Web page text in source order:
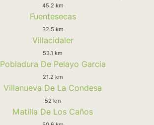
45.2 km
Fuentesecas
32.5 km
Villacidaler
53.1 km
Pobladura De Pelayo Garcia
21.2 km
Villanueva De La Condesa
52 km
Matilla De Los Caños